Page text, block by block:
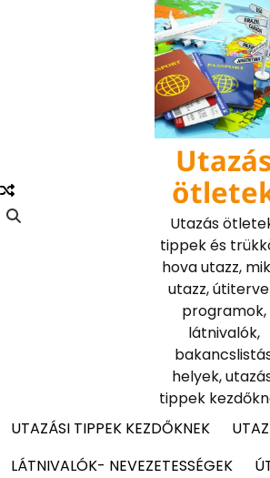
Utazás
tippek és
hova utazz,
utazz,
programok,
látnivalók,
helyek,
tippek
UTAZÁSI TIPPEK KEZDŐKNEK
LÁTNIVALÓK- NEVEZETESSÉGEK